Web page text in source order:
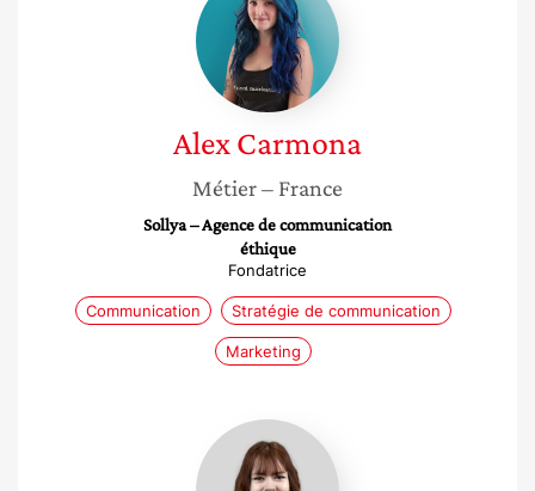
AlexCarmona
Métier– France
Sollya – Agence de communication
éthique
Fondatrice
Communication Stratégie de communication
Marketing
Clémentine
Otto-
Bruc